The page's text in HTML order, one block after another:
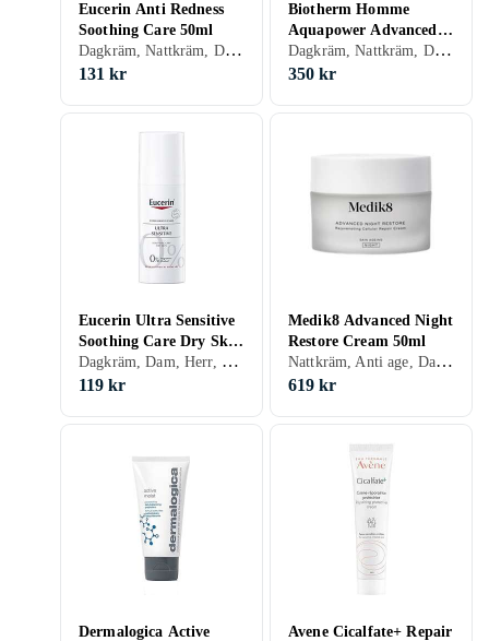
Eucerin Anti Redness
Soothing Care 50ml
Dagkräm, Nattkräm, Dam, Herr, Anti-redness, Uppfriskande/Kylande, Återfuktande, Lugnande, Torr, Känslig
131 kr
Biotherm Homme
Aquapower Advanced
Gel 75ml
Dagkräm, Nattkräm, Dagkräm med SPF, Herr, Anti-blemish, Uppfriskande/Kylande, Återfuktande, Antioxidant, Regenererande, Närande, Oljefri, Lugnande, Normal, Blandad, Torr, Alla, Känslig
350 kr
Eucerin Ultra Sensitive
Soothing Care Dry Skin
50ml
Dagkräm, Dam, Herr, Uppfriskande/Kylande, Återfuktande, Lugnande, Torr, Känslig
119 kr
Medik8 Advanced Night
Restore Cream 50ml
Nattkräm, Anti age, Dam, Rengörande, Uppfriskande/Kylande, Återfuktande, Antioxidant, Uppstramande, Regenererande, Balanserande, Närande, Lugnande, Normal, Alla, Känslig, Mogen
619 kr
Dermalogica Active
Avene Cicalfate+ Repair